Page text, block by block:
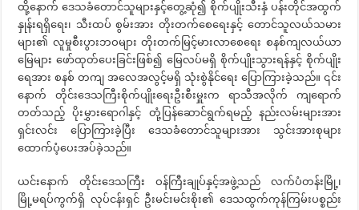
ထို့နောက် ဒေသခံတောင်သူများနှင့်တွေ့ဆုံ၍ စိုက်ပျိုးသီးနှံ ပန်းတိုင်အထွက်
နှုန်းရရှိရေး၊ သီးထပ် စွမ်းအား တိုးတက်စေရေးနှင့် တောင်သူလယ်သမား
များ၏ လူမှုစီးပွားဘဝများ တိုးတက်မြင့်မားလာစေရေး စနစ်ကျလယ်ယာ
မြေများ ဖော်ထုတ်ပေးခြင်းဖြစ်၍ မြေလပ်မရှိ စိုက်ပျိုးသွားရန်နှင့် စိုက်ပျိုး
ရေအား စနစ် တကျ အလေအလွင့်မရှိ သုံးစွဲနိုင်ရေး ပြောကြားခဲ့သည်။ ၎င်း
နောက် တိုင်းဒေသကြီးစိုက်ပျိုးရေးဦးစီးမှူးက ရာသီအလိုက် ကျရောက်
တတ်သည့် ပိုးမွှားရောဂါနှင့် တုံ့ပြန်ဆောင်ရွက်ရမည့် နည်းလမ်းများအား
ရှင်းလင်း ပြောကြားခဲ့ပြီး ဒေသခံတောင်သူများအား သွင်းအားစုများ
ထောက်ပံ့ပေးအပ်ခဲ့သည်။
ယင်းနောက် တိုင်းဒေသကြီး ဝန်ကြီးချုပ်နှင့်အဖွဲ့သည် လက်ပံတန်းမြို့၊
မြို့မရပ်ကွက်ရှိ လုပ်ငန်းရှင် ဦးမင်းမင်းစိုး၏ ဒေသထွက်ကုန်ကြမ်းပစ္စည်း